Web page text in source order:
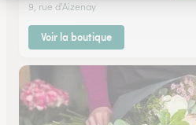
9, rue d'Aizenay
Voir la boutique